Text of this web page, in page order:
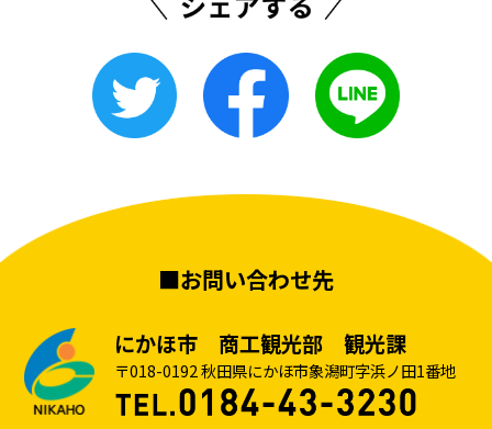
■お問い合わせ先
にかほ市 商工観光部 観光課
〒018-0192 秋田県にかほ市象潟町字浜ノ田1番地